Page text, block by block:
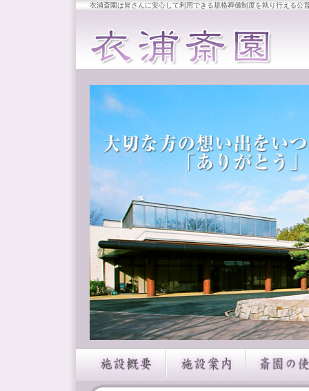
衣浦斎園は皆さんに安心して利用できる規格葬儀制度を執り行える